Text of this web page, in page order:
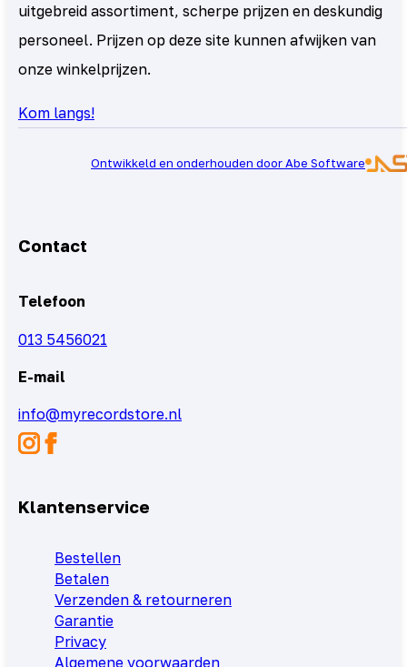
uitgebreid assortiment, scherpe prijzen en deskundig
personeel. Prijzen op deze site kunnen afwijken van
onze winkelprijzen.
Kom langs!
Ontwikkeld en onderhouden door Abe Software
Contact
Telefoon
013 5456021
E-mail
info@myrecordstore.nl
Klantenservice
Bestellen
Betalen
Verzenden & retourneren
Garantie
Privacy
Algemene voorwaarden